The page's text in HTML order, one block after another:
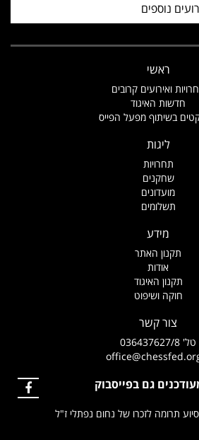
נוספים
ראשי
ואירועים קרובים
חדשות האיגוד
בשיתוף מפעל הפייס
ליגות
תחרויות
שחקנים
מועדונים
תשלומים
מידע
תקנון האתר
אודות
תקנון האיגוד
חוקה ושיפוט
צור קשר
טל' 036437627/8
גם בפייסבוק
תרומה לזכרו של נחום נפתלי ז"ל